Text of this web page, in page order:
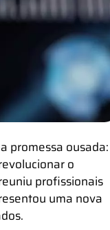
promessa ousada:
o
profissionais
uma nova